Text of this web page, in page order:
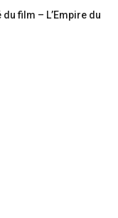
film – L’Empire du